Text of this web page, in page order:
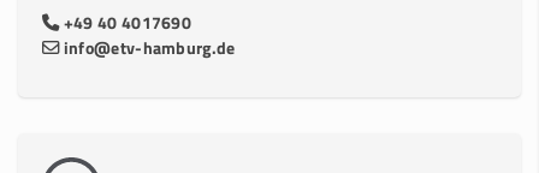
+49 40 4017690
info@etv-hamburg.de